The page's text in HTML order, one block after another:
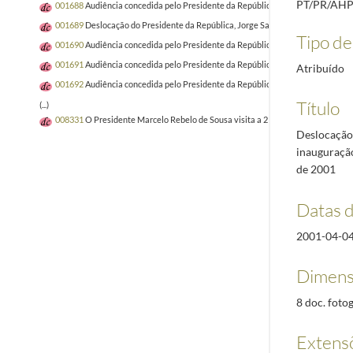
001688Audiência concedida pelo Presidente da República, Jorge Sampaio, à
001689 Deslocação do Presidente da República, Jorge Sampaio, à
001690Audiência concedida pelo Presidente da República, Aníbal Cavaco
001691 Audiência concedida pelo Presidente da República, Jorge Sampaio, ao
001692Audiência concedida pelo Presidente da República, Jorge Sampaio, ao
(...)
008331 O Presidente Marcelo Rebelo de Sousa visita a 21.ª edição da
PT/PR/
Tipo
Atribuído
Título
de 2001
Datas
2001-04-
8 doc.